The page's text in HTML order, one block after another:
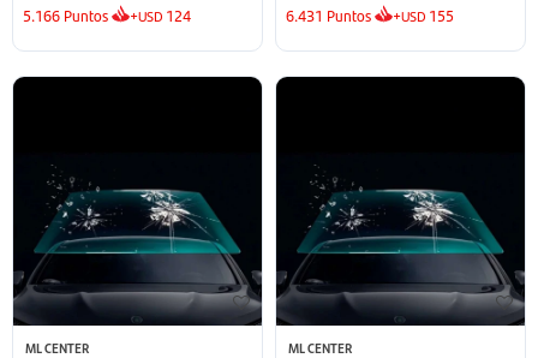
5.166 Puntos +USD 124 6.431 Puntos +USD 155
ML CENTER ML CENTER